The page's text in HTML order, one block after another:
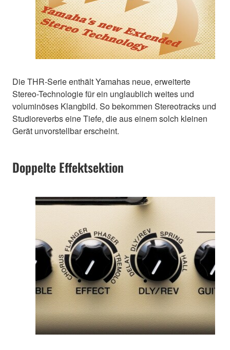
Die THR-Serie enthält Yamahas neue, erweiterte
Stereo-Technologie für ein unglaublich weites und
voluminöses Klangbild. So bekommen Stereotracks und
Studioreverbs eine Tiefe, die aus einem solch kleinen
Gerät unvorstellbar erscheint.
Doppelte Effektsektion